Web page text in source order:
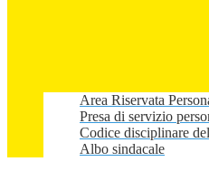
Area Riservata
Presa di servizio
Codice disciplinare
Albo sindacale